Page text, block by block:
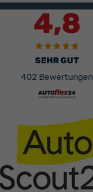
4,8
SEHR GUT
402 Bewertungen